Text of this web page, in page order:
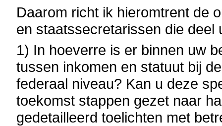
Daarom richt ik hieromtrent de
en staatssecretarissen die
1) In hoeverre is er binnen uw
tussen inkomen en statuut bij
federaal niveau? Kan u deze
toekomst stappen gezet naar
gedetailleerd toelichten met